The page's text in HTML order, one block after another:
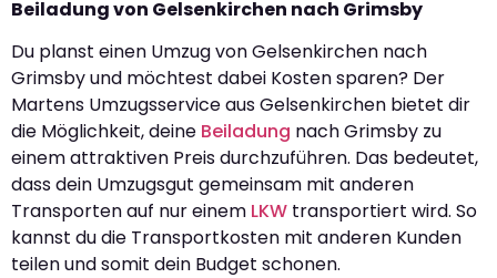
Beiladung von Gelsenkirchen nach Grimsby
Du planst einen Umzug von Gelsenkirchen nach
Grimsby und möchtest dabei Kosten sparen? Der
Martens Umzugsservice aus Gelsenkirchen bietet dir
die Möglichkeit, deine Beiladung nach Grimsby zu
einem attraktiven Preis durchzuführen. Das bedeutet,
dass dein Umzugsgut gemeinsam mit anderen
Transporten auf nur einem LKW transportiert wird. So
kannst du die Transportkosten mit anderen Kunden
teilen und somit dein Budget schonen.